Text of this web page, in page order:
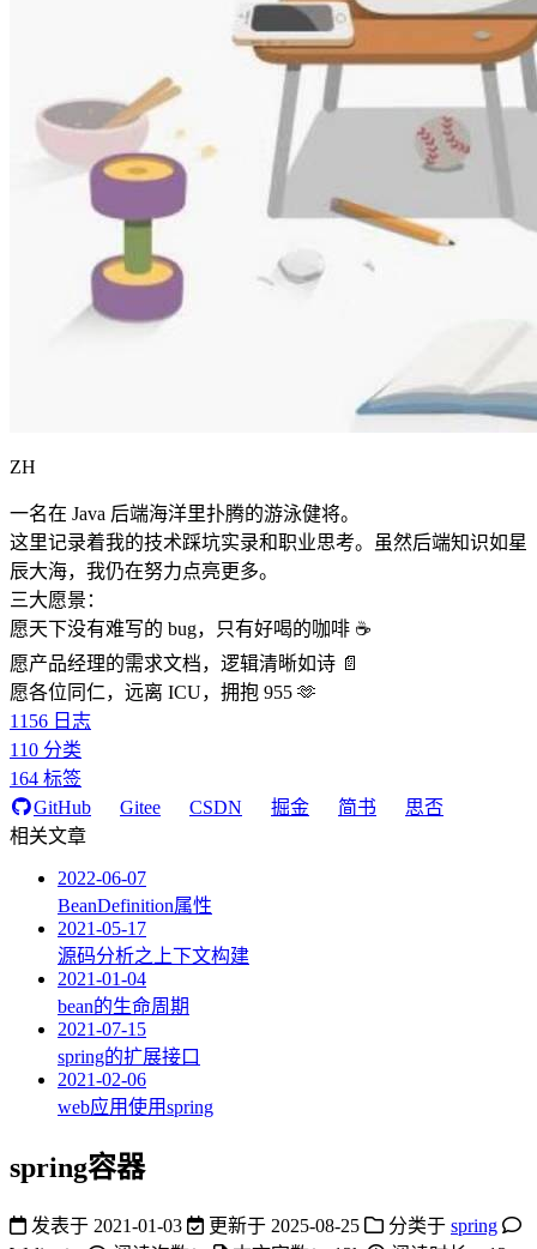
ZH
一名在 Java 后端海洋里扑腾的游泳健将。
这里记录着我的技术踩坑实录和职业思考。虽然后端知识如星
辰大海，我仍在努力点亮更多。
三大愿景：
愿天下没有难写的 bug，只有好喝的咖啡 ☕️
愿产品经理的需求文档，逻辑清晰如诗 📄
愿各位同仁，远离 ICU，拥抱 955 🫶
1156 日志
110 分类
164 标签
GitHub
Gitee CSDN 掘金 简书
思否
相关文章
2022-06-07
BeanDefinition属性
2021-05-17
源码分析之上下文构建
2021-01-04
bean的生命周期
2021-07-15
spring的扩展接口
2021-02-06
web应用使用spring
spring容器
发表于 2021-01-03 更新于 2025-08-25 分类于 spring